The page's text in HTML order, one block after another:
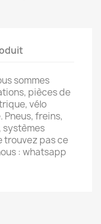
sommes
pièces de
vélo
freins,
systèmes
trouvez pas ce
: whatsapp